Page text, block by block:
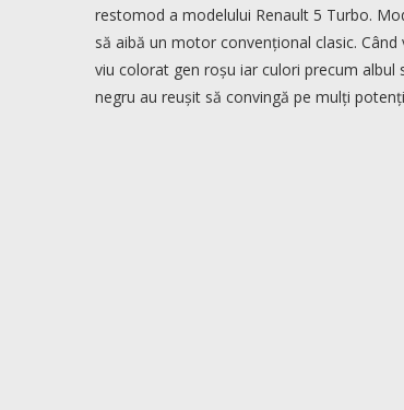
restomod a modelului Renault 5 Turbo.
să aibă un motor convențional clasic.
viu colorat gen roșu iar culori precum albul
negru au reușit să convingă pe mulți